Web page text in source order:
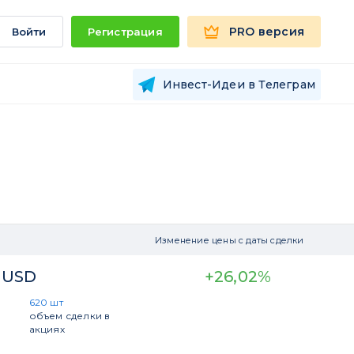
Войти Регистрация PRO версия
Инвест-Идеи в Телеграм
Изменение цены с даты сделки
620 шт
объем сделки в
акциях
+26,02%